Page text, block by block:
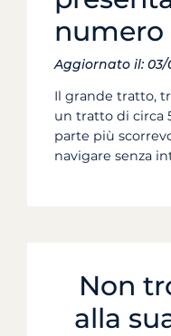
numero
Aggiornato il: 03/
Il grande tratto,
un tratto di circa
parte più
navigare senza
Non
alla